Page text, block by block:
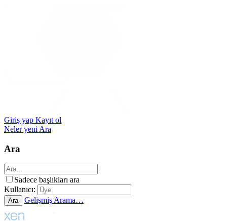
Giriş yap Kayıt ol
Neler yeni Ara
Ara
Sadece başlıkları ara
Kullanıcı:
Ara Gelişmiş Arama…